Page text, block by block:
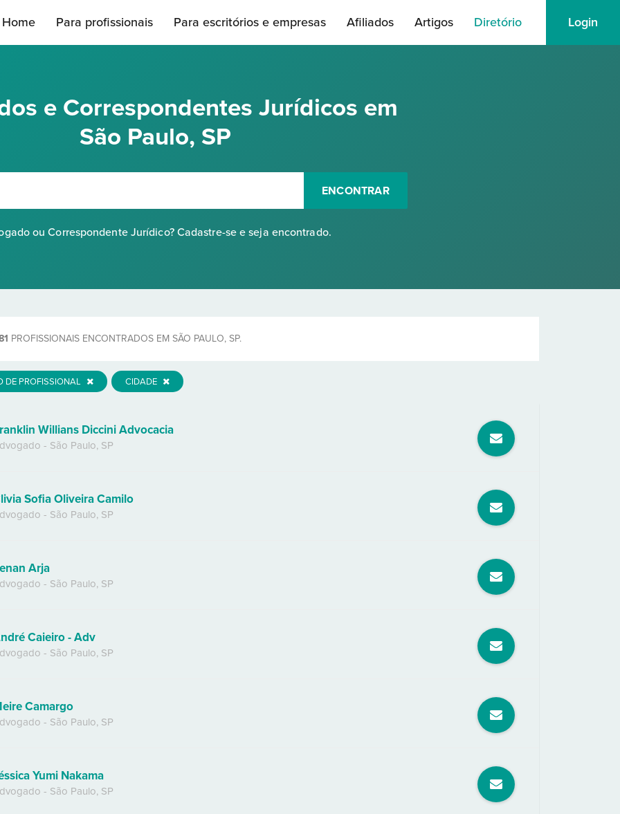
Home Para profissionais Para escritórios e empresas Afiliados Artigos Diretório Login
e Correspondentes Jurídicos em
São Paulo, SP
ENCONTRAR
ou Correspondente Jurídico? Cadastre-se e seja encontrado.
PROFISSIONAIS ENCONTRADOS EM SÃO PAULO, SP.
DE PROFISSIONAL CIDADE
Willians Diccini Advocacia
- São Paulo, SP
Sofia Oliveira Camilo
- São Paulo, SP
Arja
- São Paulo, SP
Caieiro - Adv
- São Paulo, SP
Camargo
- São Paulo, SP
Yumi Nakama
- São Paulo, SP